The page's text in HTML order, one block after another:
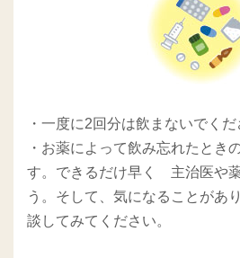
・一度に2回分は飲まないでくだ
・お薬によって飲み忘れたとき
す。できるだけ早く 主治医や
う。そして、気になることが
談してみてください。